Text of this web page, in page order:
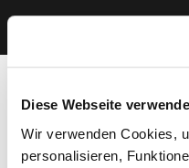
Diese Webseite
Wir verwenden Cookies,
personalisieren,